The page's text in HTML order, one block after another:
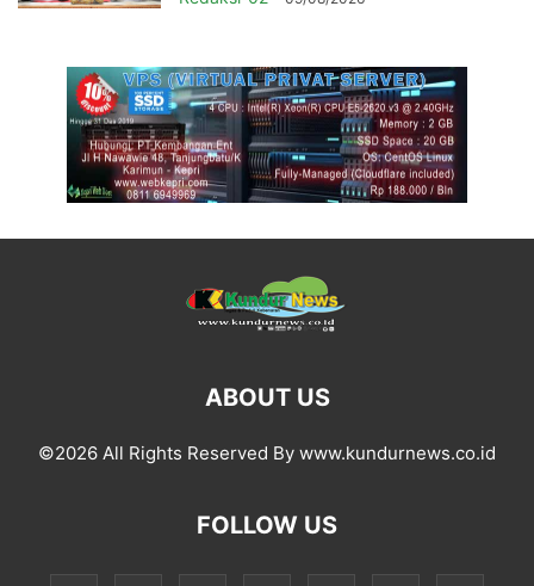
ABOUT US
©2026 All Rights Reserved By www.kundurnews.co.id
FOLLOW US